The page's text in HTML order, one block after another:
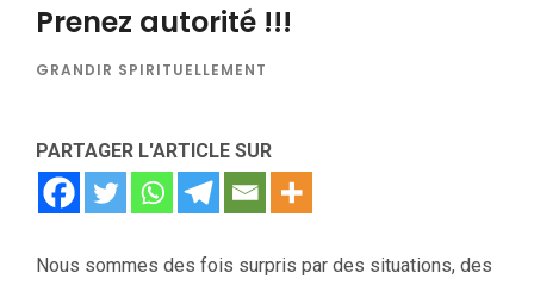
Prenez autorité !!!
GRANDIR SPIRITUELLEMENT
PARTAGER L'ARTICLE SUR
Nous sommes des fois surpris par des situations, des